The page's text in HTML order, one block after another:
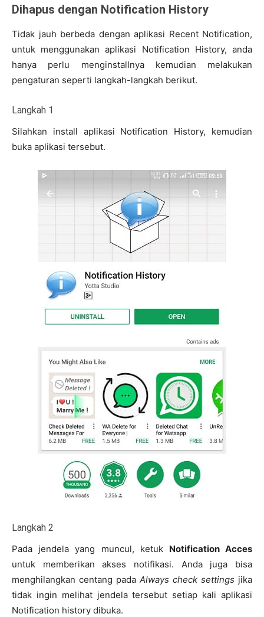
Dihapus dengan Notification History
Tidak jauh berbeda dengan aplikasi Recent Notification,
untuk menggunakan aplikasi Notification History, anda
hanya perlu menginstallnya kemudian melakukan
pengaturan seperti langkah-langkah berikut.
Langkah 1
Silahkan install aplikasi Notification History, kemudian
buka aplikasi tersebut.
Langkah 2
Pada jendela yang muncul, ketuk Notification Acces
untuk memberikan akses notifikasi. Anda juga bisa
menghilangkan centang pada Always check settings jika
tidak ingin melihat jendela tersebut setiap kali aplikasi
Notification history dibuka.